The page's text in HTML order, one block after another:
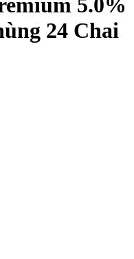
24 Chai